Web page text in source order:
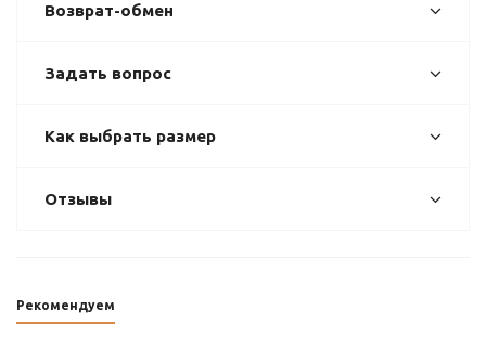
Возврат-обмен
Задать вопрос
Как выбрать размер
Отзывы
Рекомендуем